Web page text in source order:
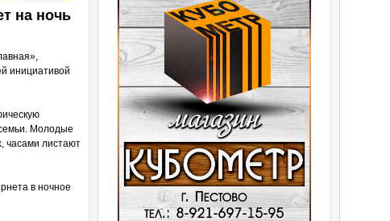
на ночь
инициативой
Молодые
часами листают
в ночное